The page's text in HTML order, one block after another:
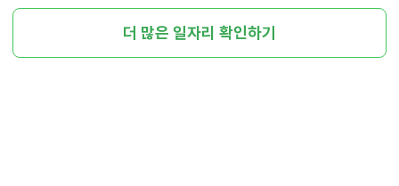
더 많은 일자리 확인하기